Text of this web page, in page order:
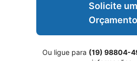
Solicite um
Orçamento
Ou ligue para (19) 98804-